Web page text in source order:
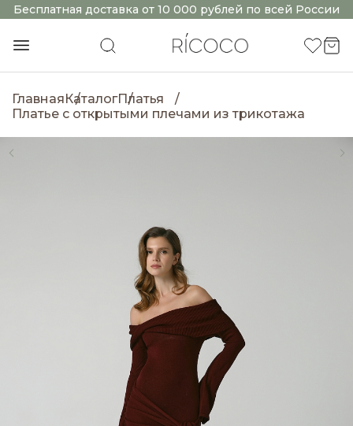
Бесплатная доставка от 10 000 рублей по всей России
ГлавнаяКаталогПлатья
Платье с открытыми плечами из трикотажа